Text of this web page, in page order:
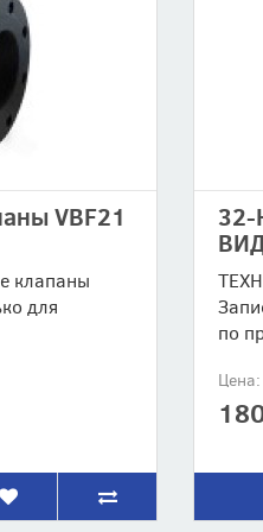
VBF21
клапаны
для
по
Цена: